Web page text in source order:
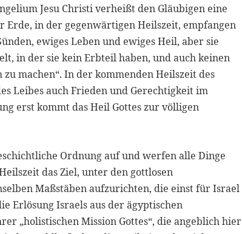
Jesu Christi verheißt den Gläubigen eine
in der gegenwärtigen Heilszeit, empfangen
ewiges Leben und ewiges Heil, aber sie
in der sie kein Erbteil haben, und auch keinen
machen“. In der kommenden Heilszeit des
Leibes auch Frieden und Gerechtigkeit im
erst kommt das Heil Gottes zur völligen
Ordnung auf und werfen alle Dinge
das Ziel, unter den gottlosen
Maßstäben aufzurichten, die einst für Israel
Erlösung Israels aus der ägyptischen
„holistischen Mission Gottes“, die angeblich hier